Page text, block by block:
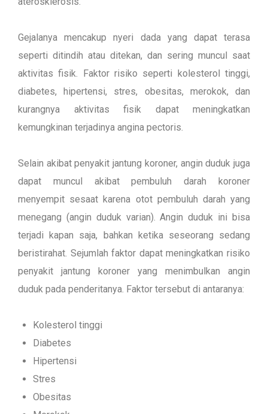
Gejalanya mencakup nyeri dada yang dapat terasa
seperti ditindih atau ditekan, dan sering muncul saat
aktivitas fisik. Faktor risiko seperti kolesterol tinggi,
diabetes, hipertensi, stres, obesitas, merokok, dan
kurangnya aktivitas fisik dapat meningkatkan
kemungkinan terjadinya angina pectoris.
Selain akibat penyakit jantung koroner, angin duduk juga
dapat muncul akibat pembuluh darah koroner
menyempit sesaat karena otot pembuluh darah yang
menegang (angin duduk varian). Angin duduk ini bisa
terjadi kapan saja, bahkan ketika seseorang sedang
beristirahat. Sejumlah faktor dapat meningkatkan risiko
penyakit jantung koroner yang menimbulkan angin
duduk pada penderitanya. Faktor tersebut di antaranya:
Kolesterol tinggi
Diabetes
Hipertensi
Stres
Obesitas